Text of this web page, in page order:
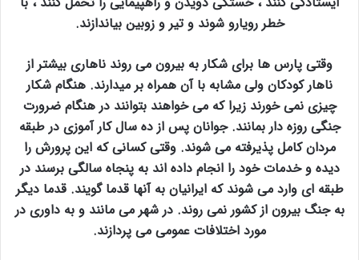
خطر رویارو شوند و تیر و زوبین بیاندازند.
وقتی پارس ها برای شکار به بیرون می روند ناهاری بیشتر از
ناهار کودکان ولی مشابه با آن همراه بر میدارند. هنگام شکار
چیزی نمی خورند زیرا که می خواهند بتوانند در هنگام ضرورت
جنگی روزه دار بمانند. جوانان پس از ده سال کار آموزی در طبقه
مردان کامل پذیرفته می شوند. وقتی کسانی که این پرورش را
دیده و خدمات خود را انجام داده اند به پنجاه سالگی برسند در
طبقه ای وارد می شوند که ایرانیان به آنها قدما گویند. قدما دیگر
به جنگ بیرون از کشور نمی روند. در شهر می مانند و به داوری در
مورد اختلافات عمومی می پردازند.